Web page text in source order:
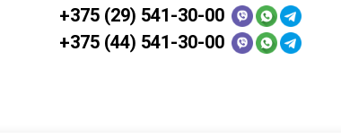
+375 (29) 541-30-00
+375 (44) 541-30-00